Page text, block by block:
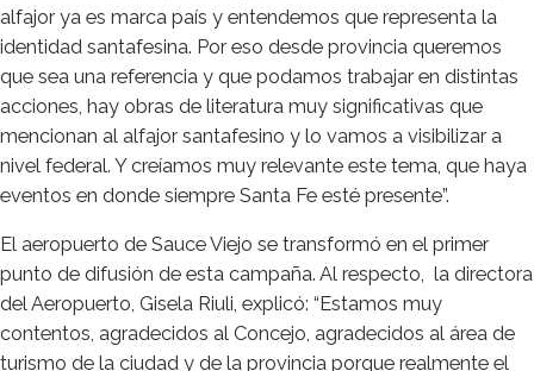
alfajor ya es marca país y entendemos que representa la
identidad santafesina. Por eso desde provincia queremos
que sea una referencia y que podamos trabajar en distintas
acciones, hay obras de literatura muy significativas que
mencionan al alfajor santafesino y lo vamos a visibilizar a
nivel federal. Y creíamos muy relevante este tema, que haya
eventos en donde siempre Santa Fe esté presente”.
El aeropuerto de Sauce Viejo se transformó en el primer
punto de difusión de esta campaña. Al respecto, la directora
del Aeropuerto, Gisela Riuli, explicó: “Estamos muy
contentos, agradecidos al Concejo, agradecidos al área de
turismo de la ciudad y de la provincia porque realmente el